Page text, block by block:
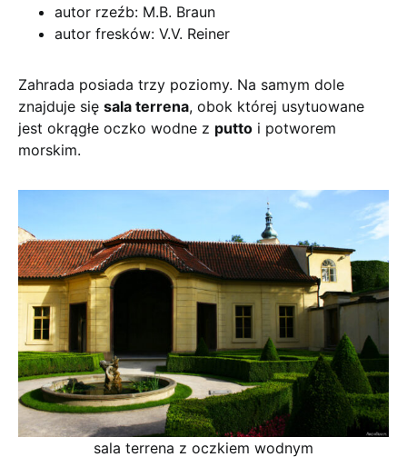
autor rzeźb: M.B. Braun
autor fresków: V.V. Reiner
Zahrada posiada trzy poziomy. Na samym dole
znajduje się sala terrena, obok której usytuowane
jest okrągłe oczko wodne z putto i potworem
morskim.
sala terrena z oczkiem wodnym